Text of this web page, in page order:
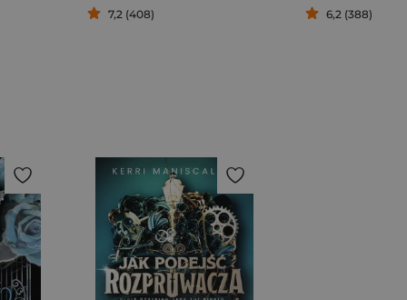
7,2 (408) 6,2 (388)